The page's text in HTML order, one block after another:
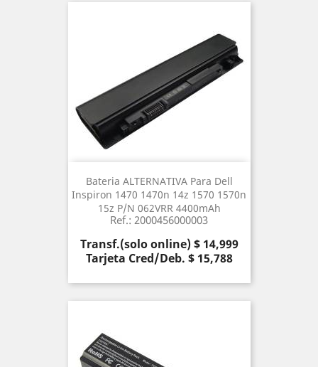
Bateria ALTERNATIVA Para Dell
Inspiron 1470 1470n 14z 1570 1570n
15z P/N 062VRR 4400mAh
Ref.: 2000456000003
Precio
Transf.(solo online) $ 14,999
Tarjeta Cred/Deb. $ 15,788